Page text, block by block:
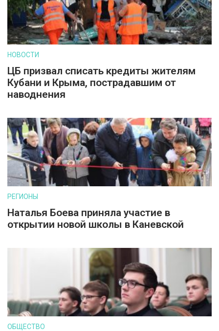
НОВОСТИ
ЦБ призвал списать кредиты жителям
Кубани и Крыма, пострадавшим от
наводнения
РЕГИОНЫ
Наталья Боева приняла участие в
открытии новой школы в Каневской
ОБЩЕСТВО